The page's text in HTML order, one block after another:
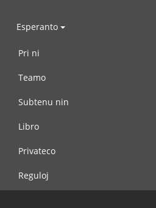
Esperanto
Pri ni
Teamo
Subtenu nin
Libro
Privateco
Reguloj